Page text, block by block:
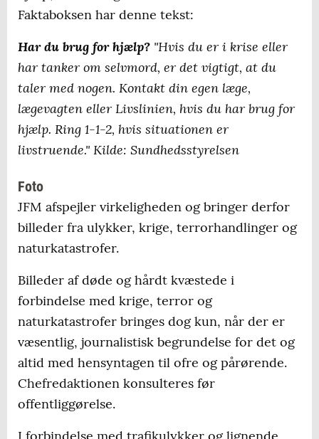
Faktaboksen har denne tekst:
Har du brug for hjælp? "Hvis du er i krise eller
har tanker om selvmord, er det vigtigt, at du
taler med nogen. Kontakt din egen læge,
lægevagten eller Livslinien, hvis du har brug for
hjælp. Ring 1-1-2, hvis situationen er
livstruende." Kilde: Sundhedsstyrelsen
Foto
JFM afspejler virkeligheden og bringer derfor
billeder fra ulykker, krige, terrorhandlinger og
naturkatastrofer.
Billeder af døde og hårdt kvæstede i
forbindelse med krige, terror og
naturkatastrofer bringes dog kun, når der er
væsentlig, journalistisk begrundelse for det og
altid med hensyntagen til ofre og pårørende.
Chefredaktionen konsulteres før
offentliggørelse.